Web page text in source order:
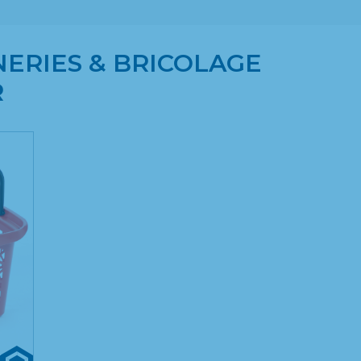
& BRICOLAGE